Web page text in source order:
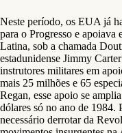
Neste período, os EUA já
para o Progresso e
Latina, sob a chamada
estadunidense Jimmy
instrutores militares em
mais 25 milhões e 65
Regan, esse apoio se
dólares só no ano de 1984.
necessário derrotar da